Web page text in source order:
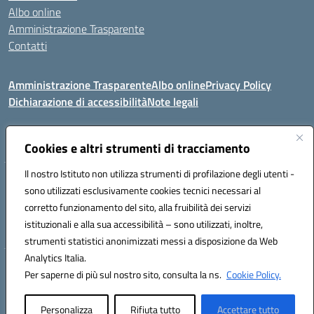
Cookies e altri strumenti di tracciamento
Il nostro Istituto non utilizza strumenti di profilazione degli utenti -
sono utilizzati esclusivamente cookies tecnici necessari al
corretto funzionamento del sito, alla fruibilità dei servizi
istituzionali e alla sua accessibilità – sono utilizzati, inoltre,
strumenti statistici anonimizzati messi a disposizione da Web
Analytics Italia.
Per saperne di più sul nostro sito, consulta la ns. Cookie Policy.
Personalizza Rifiuta tutto Accettare tutto
Albo online
Amministrazione Trasparente
Contatti
Amministrazione TrasparenteAlbo onlinePrivacy Policy
Dichiarazione di accessibilitàNote legali
Codice fiscale: 81000450908 Codice meccanografico: SSIC80600X
Telefono: 079714035 Fax: 079716128
Mail: SSIC80600X@istruzione.it PEC: SSIC80600X@pec.istruzione.it
Hosting & Powered by 3D Solution S.r.l.
Concept & Design by Designers Italia